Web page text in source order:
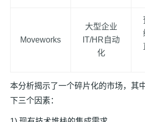
Moveworks
大型企业
IT/HR自动
化
本分析揭示了一个碎片化的市场，其
下三个因素：